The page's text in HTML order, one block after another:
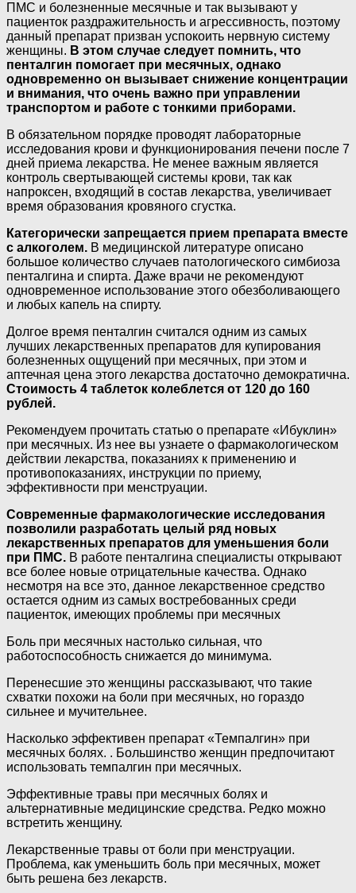
ПМС и болезненные месячные и так вызывают у
пациенток раздражительность и агрессивность, поэтому
данный препарат призван успокоить нервную систему
женщины. В этом случае следует помнить, что
пенталгин помогает при месячных, однако
одновременно он вызывает снижение концентрации
и внимания, что очень важно при управлении
транспортом и работе с тонкими приборами.
В обязательном порядке проводят лабораторные
исследования крови и функционирования печени после 7
дней приема лекарства. Не менее важным является
контроль свертывающей системы крови, так как
напроксен, входящий в состав лекарства, увеличивает
время образования кровяного сгустка.
Категорически запрещается прием препарата вместе
с алкоголем. В медицинской литературе описано
большое количество случаев патологического симбиоза
пенталгина и спирта. Даже врачи не рекомендуют
одновременное использование этого обезболивающего
и любых капель на спирту.
Долгое время пенталгин считался одним из самых
лучших лекарственных препаратов для купирования
болезненных ощущений при месячных, при этом и
аптечная цена этого лекарства достаточно демократична.
Стоимость 4 таблеток колеблется от 120 до 160
рублей.
Рекомендуем прочитать статью о препарате «Ибуклин»
при месячных. Из нее вы узнаете о фармакологическом
действии лекарства, показаниях к применению и
противопоказаниях, инструкции по приему,
эффективности при менструации.
Современные фармакологические исследования
позволили разработать целый ряд новых
лекарственных препаратов для уменьшения боли
при ПМС. В работе пенталгина специалисты открывают
все более новые отрицательные качества. Однако
несмотря на все это, данное лекарственное средство
остается одним из самых востребованных среди
пациенток, имеющих проблемы при месячных
Боль при месячных настолько сильная, что
работоспособность снижается до минимума.
Перенесшие это женщины рассказывают, что такие
схватки похожи на боли при месячных, но гораздо
сильнее и мучительнее.
Насколько эффективен препарат «Темпалгин» при
месячных болях. . Большинство женщин предпочитают
использовать темпалгин при месячных.
Эффективные травы при месячных болях и
альтернативные медицинские средства. Редко можно
встретить женщину.
Лекарственные травы от боли при менструации.
Проблема, как уменьшить боль при месячных, может
быть решена без лекарств.